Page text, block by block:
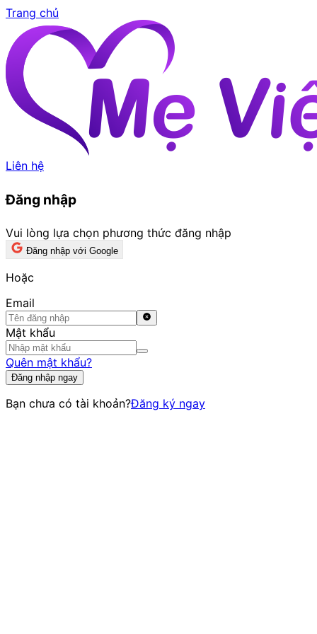
Trang chủ
Liên hệ
Đăng nhập
Vui lòng lựa chọn phương thức đăng nhập
Đăng nhập với Google
Hoặc
Email
Mật khẩu
Quên mật khẩu?
Đăng nhập ngay
Bạn chưa có tài khoản?Đăng ký ngay